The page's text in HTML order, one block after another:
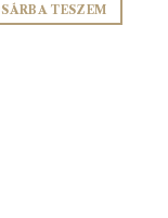
TESZEM